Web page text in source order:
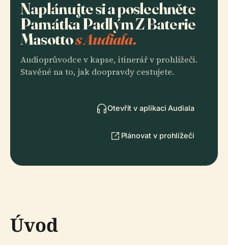
Naplánujte si a poslechněte
Památka Padlým Z Baterie
Masottos Audiala.
Audioprůvodce v kapse, itinerář v prohlížeči.
Stavěné na to, jak doopravdy cestujete.
Otevřít v aplikaci Audiala
Plánovat v prohlížeči
Úvod